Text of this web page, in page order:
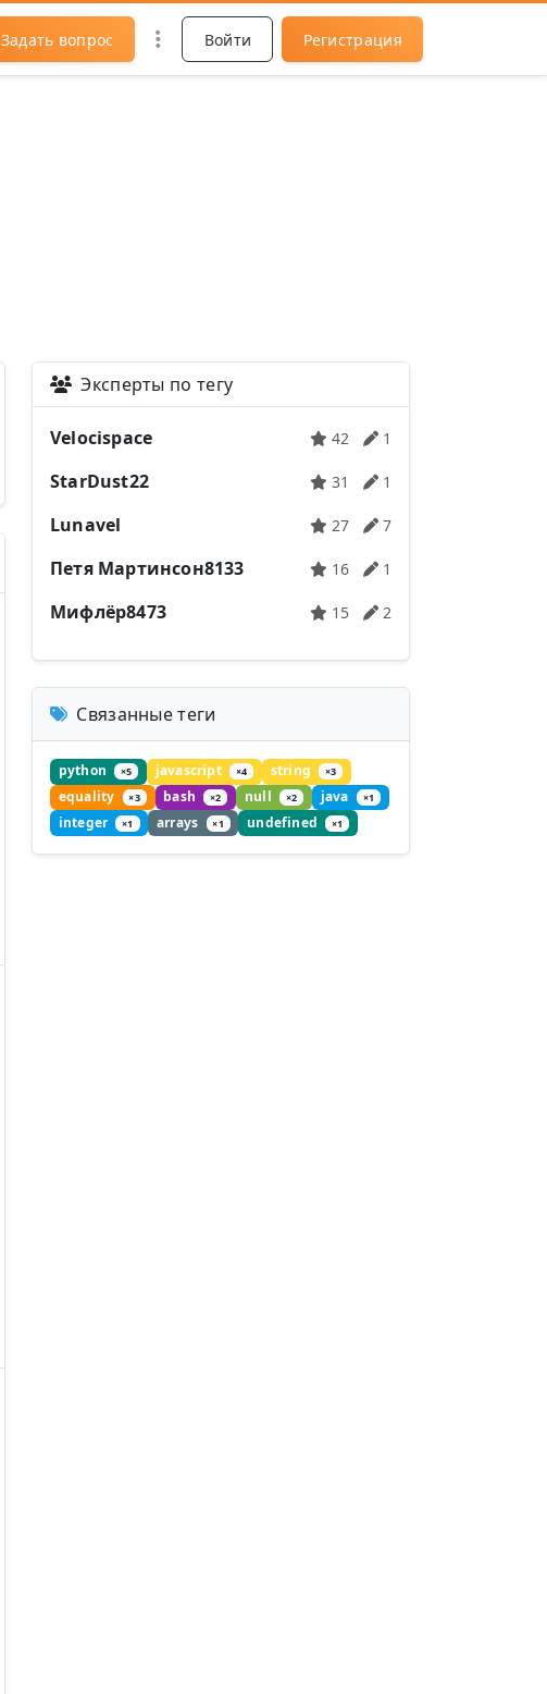
Задать вопрос Войти Регистрация
Эксперты по тегу
Velocispace 42 1
StarDust22 31 1
Lunavel 27 7
Петя Мартинсон8133 16 1
Мифлёр8473 15 2
Связанные теги
python ×5 javascript ×4 string ×3
equality ×3 bash ×2 null ×2 java ×1
integer ×1 arrays ×1 undefined ×1